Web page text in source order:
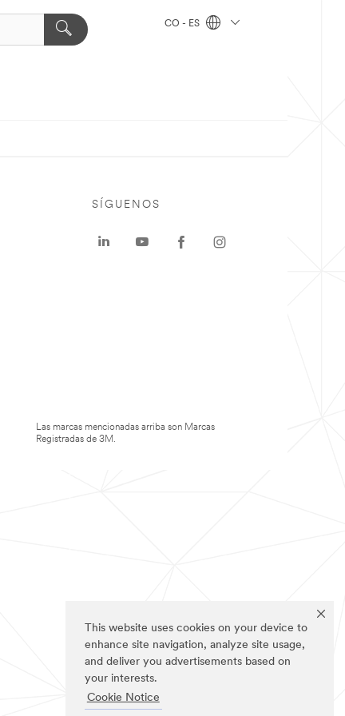
This website uses cookies on your device to
enhance site navigation, analyze site usage,
and deliver you advertisements based on
your interests.
Cookie Notice
CO - ES
SÍGUENOS
Las marcas mencionadas arriba son Marcas
Registradas de 3M.